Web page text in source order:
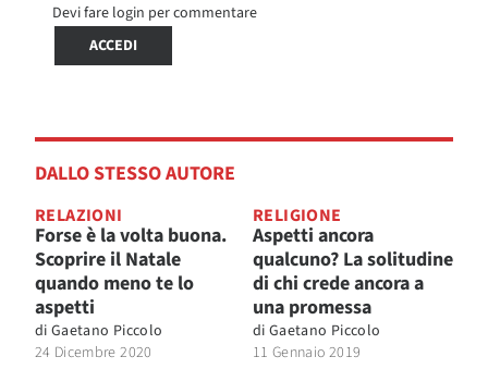
Devi fare login per commentare
ACCEDI
DALLO STESSO AUTORE
RELAZIONI
Forse è la volta buona.
Scoprire il Natale
quando meno te lo
aspetti
di Gaetano Piccolo
24 Dicembre 2020
RELIGIONE
Aspetti ancora
qualcuno? La solitudine
di chi crede ancora a
una promessa
di Gaetano Piccolo
11 Gennaio 2019